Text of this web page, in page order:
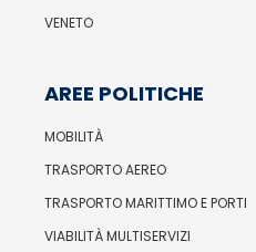
VENETO
AREE POLITICHE
MOBILITÀ
TRASPORTO AEREO
TRASPORTO MARITTIMO E PORTI
VIABILITÀ MULTISERVIZI